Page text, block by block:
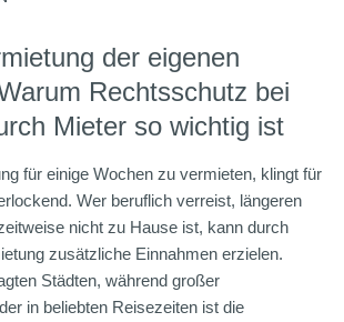
der eigenen
Rechtsschutz bei
Mieter so wichtig ist
für einige Wochen zu vermieten, klingt für
Wer beruflich verreist, längeren
nicht zu Hause ist, kann durch
zusätzliche Einnahmen erzielen.
Städten, während großer
in beliebten Reisezeiten ist die